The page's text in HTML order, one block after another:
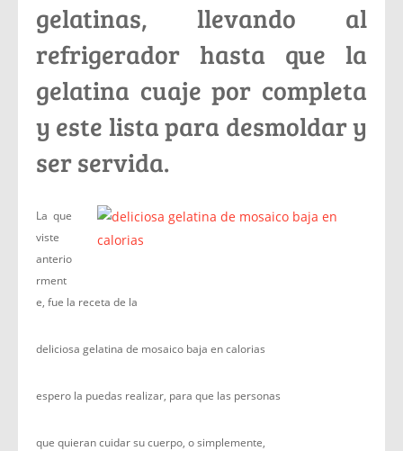
gelatinas, llevando al
refrigerador hasta que la
gelatina cuaje por completa
y este lista para desmoldar y
ser servida.
La que
viste
anterio
rment
e, fue la receta de la
deliciosa gelatina de mosaico baja en calorias
espero la puedas realizar, para que las personas
que quieran cuidar su cuerpo, o simplemente,